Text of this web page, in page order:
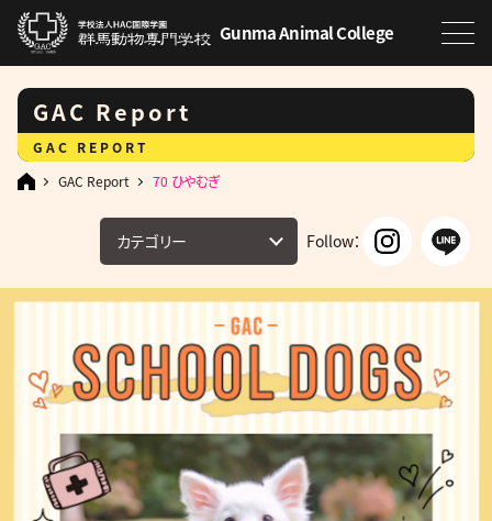
Gunma Animal College
GAC Report
GAC REPORT
GAC Report
70 ひやむぎ
カテゴリー Follow：